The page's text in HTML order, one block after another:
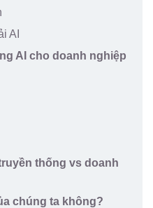
AI
AI cho doanh nghiệp
thống vs doanh
chúng ta không?